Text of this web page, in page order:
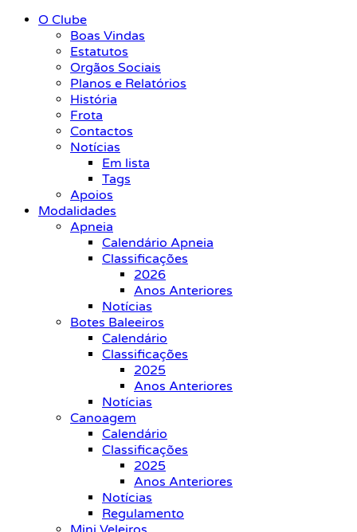
O Clube
Boas Vindas
Estatutos
Orgãos Sociais
Planos e Relatórios
História
Frota
Contactos
Notícias
Em lista
Tags
Apoios
Modalidades
Apneia
Calendário Apneia
Classificações
2026
Anos Anteriores
Notícias
Botes Baleeiros
Calendário
Classificações
2025
Anos Anteriores
Notícias
Canoagem
Calendário
Classificações
2025
Anos Anteriores
Notícias
Regulamento